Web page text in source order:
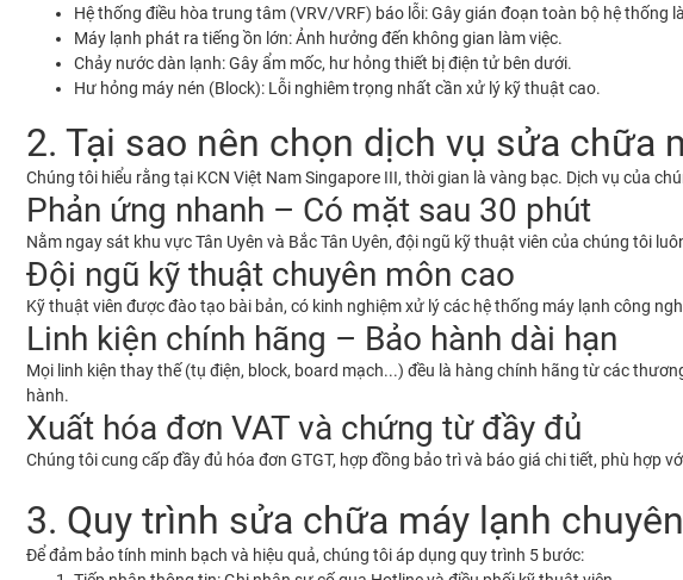
Hệ thống điều hòa trung tâm (VRV/VRF) báo lỗi:Gây gián đoạn toàn bộ hệ thống
Máy lạnh phát ra tiếng ồn lớn:Ảnh hưởng đến không gian làm việc.
Chảy nước dàn lạnh:Gây ẩm mốc, hư hỏng thiết bị điện tử bên dưới.
Hư hỏng máy nén (Block): Lỗi nghiêm trọng nhất cần xử lý kỹ thuật cao.
2. Tại sao nên chọn dịch vụ sửa chữa
Chúng tôi hiểu rằng tại KCN Việt Nam Singapore III, thời gian là vàng bạc. Dịch vụ của
Phản ứng nhanh – Có mặt sau 30 phút
Nằm ngay sát khu vực Tân Uyên và Bắc Tân Uyên, đội ngũ kỹ thuật viên của chúng tôi
Đội ngũ kỹ thuật chuyên môn cao
Kỹ thuật viên được đào tạo bài bản, có kinh nghiệm xử lý các hệ thống máy lạnh công
Linh kiện chính hãng – Bảo hành dài hạn
Mọi linh kiện thay thế (tụ điện, block, board mạch...) đều là hàng chính hãng từ các
hành.
Xuất hóa đơn VAT và chứng từ đầy đủ
Chúng tôi cung cấp đầy đủ hóa đơn GTGT, hợp đồng bảo trì và báo giá chi tiết, phù hợp
3. Quy trình sửa chữa máy lạnh
Để đảm bảo tính minh bạch và hiệu quả, chúng tôi áp dụng quy trình 5 bước: